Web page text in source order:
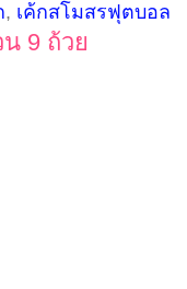
, เค้กสโมสรฟุตบอล
9 ถ้วย